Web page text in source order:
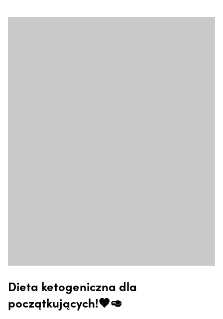
Dieta ketogeniczna dla
początkujących!🧡🥑